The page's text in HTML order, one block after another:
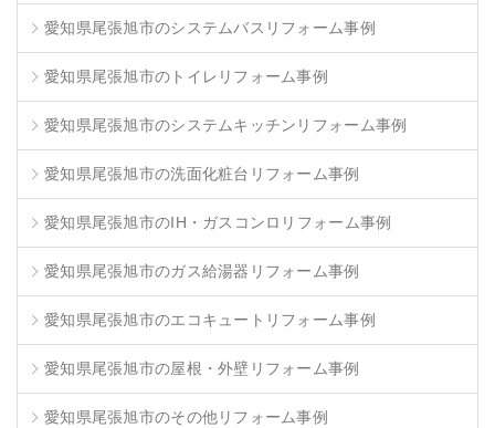
愛知県尾張旭市のシステムバスリフォーム事例
愛知県尾張旭市のトイレリフォーム事例
愛知県尾張旭市のシステムキッチンリフォーム事例
愛知県尾張旭市の洗面化粧台リフォーム事例
愛知県尾張旭市のIH・ガスコンロリフォーム事例
愛知県尾張旭市のガス給湯器リフォーム事例
愛知県尾張旭市のエコキュートリフォーム事例
愛知県尾張旭市の屋根・外壁リフォーム事例
愛知県尾張旭市のその他リフォーム事例